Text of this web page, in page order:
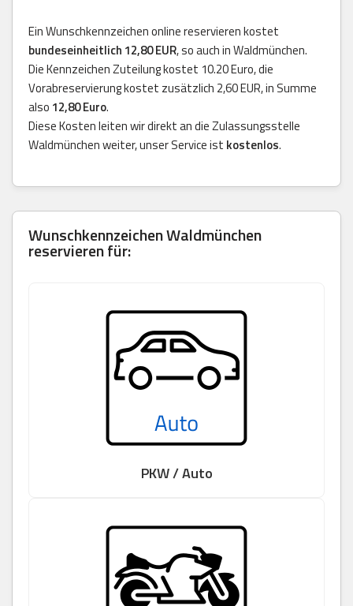
Ein Wunschkennzeichen online reservieren kostet
bundeseinheitlich 12,80 EUR, so auch in Waldmünchen.
Die Kennzeichen Zuteilung kostet 10.20 Euro, die
Vorabreservierung kostet zusätzlich 2,60 EUR, in Summe
also 12,80 Euro.
Diese Kosten leiten wir direkt an die Zulassungsstelle
Waldmünchen weiter, unser Service ist kostenlos.
Wunschkennzeichen Waldmünchen
reservieren für:
PKW / Auto